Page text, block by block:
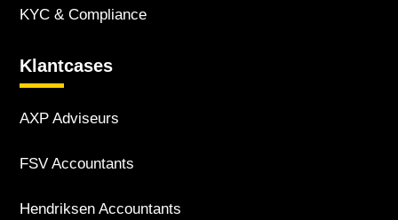
KYC & Compliance
Klantcases
AXP Adviseurs
FSV Accountants
Hendriksen Accountants